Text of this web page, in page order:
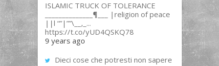
ISLAMIC TRUCK OF TOLERANCE
______________¶___ |religion of peace
||l “”|””\__,_...
https://t.co/yUD4QSKQ78
9 years ago
Dieci cose che potresti non sapere